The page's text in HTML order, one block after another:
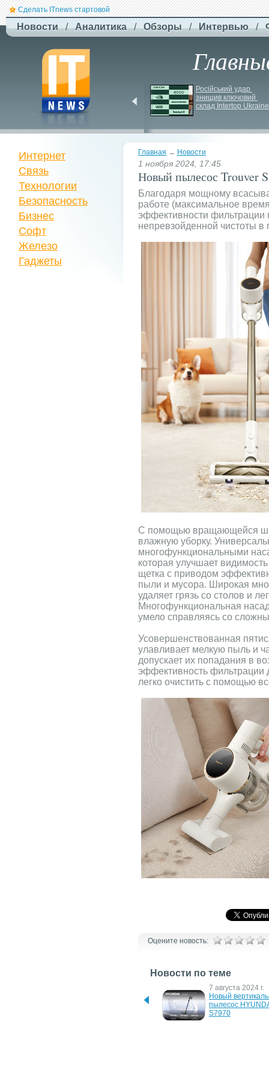
Сделать ITnews стартовой
Новости / Аналитика / Обзоры / Интервью /
платною через високі
витрати на роботу ІІ
Російський удар
знищив ключовий
склад Intertop Ukraine
Главная → Новости
1 ноября 2024, 17:45
Новый пылесос Trouver
Благодаря мощному
работе (максимальное
эффективности фильтрации
непревзойденной чистоты
С помощью вращающейся
влажную уборку.
многофункциональными
которая улучшает
щетка с приводом
пыли и мусора. Широкая
удаляет грязь со столов и
Многофункциональная
умело справляясь со
Усовершенствованная
улавливает мелкую пыль и
допускает их попадания в
эффективность
легко очистить с помощью
Оцените новость:
Новости по теме
Новые роботы-пылесосы
7 августа 2024 г.
Новый
пылесос
S7970
Интернет
Связь
Технологии
Безопасность
Бизнес
Софт
Железо
Гаджеты